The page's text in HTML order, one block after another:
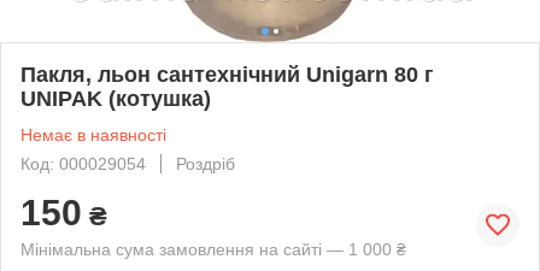
Пакля, льон сантехнічний Unigarn 80 г
UNIPAK (котушка)
Немає в наявності
Код: 000029054
Роздріб
150 ₴
Мінімальна сума замовлення на сайті — 1 000 ₴